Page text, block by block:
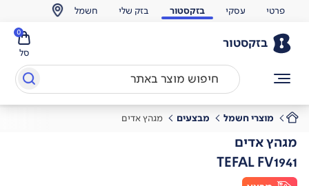
פרטי עסקי בזקסטור בזק שלי חשמל
בזקסטור
סל
0
מוצרי חשמל מבצעים מגהץ אדים
מגהץ אדים
TEFAL FV1941